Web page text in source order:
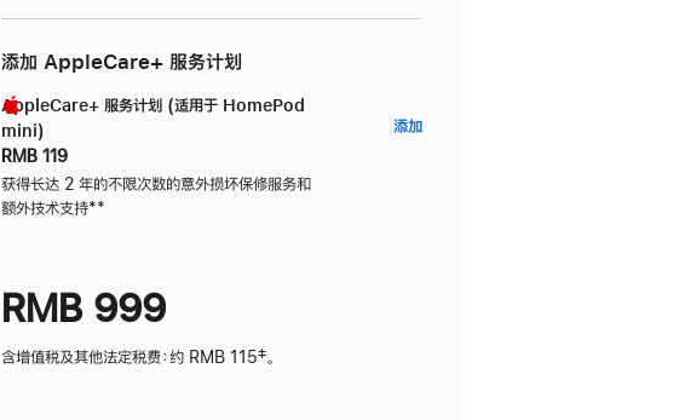
添加 AppleCare+ 服务计划
AppleCare+ 服务计划 (适用于 HomePod
mini)
RMB 119
获得长达 2 年的不限次数的意外损坏保修服务和
额外技术支持脚
**
添加AppleCare+
RMB 999
含增值税及其他法定税费：约 RMB 115‡。